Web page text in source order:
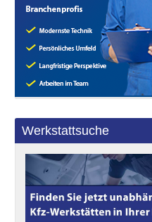
Werkstattsuche